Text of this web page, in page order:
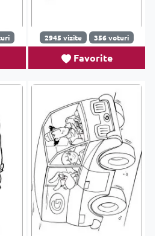
2945 vizite 356 voturi
Favorite